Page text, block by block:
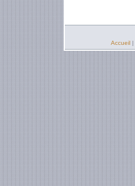
Accueil|